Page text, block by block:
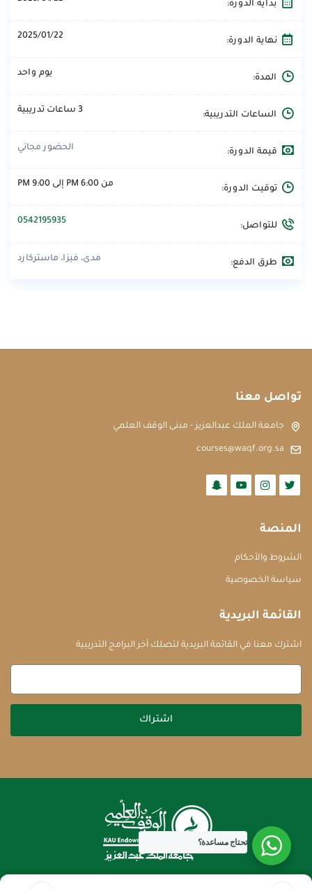
بداية الدورة:
نهاية الدورة: 2025/01/22
المدة: يوم واحد
الساعات التدريبية: 3 ساعات تدريبية
قيمة الدورة: الحضور مجاني
توقيت الدورة: من 6:00 PM إلى 9:00 PM
للتواصل: 0542195935
طرق الدفع: مدى، فيزا، ماستركارد
تحتاج مساعدة؟
تواصل معنا
جامعة الملك عبدالعزيز - مبنى الوقف العلمي
courses@waqf.org.sa
المنصة
الشروط والأحكام
سياسة الخصوصية
القائمة البريدية
اشترك معنا في القائمة البريدية لتصلك آخر البرامج التدريبية
اشتراك